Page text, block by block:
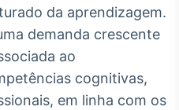
Em breve
da aprendizagem.
demanda crescente
ao
cognitivas,
em linha com os